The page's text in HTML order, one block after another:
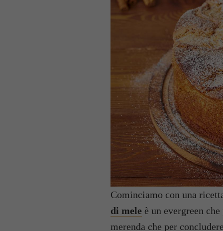
Cominciamo con una
di mele è un evergreen
merenda che per